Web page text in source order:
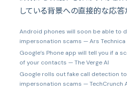
している背景への直接的な応答
Android phones will soon be able to
impersonation scams — Ars Technica
Google’s Phone app will tell you if a
of your contacts — The Verge AI
Google rolls out fake call detection
impersonation scams — TechCrunch